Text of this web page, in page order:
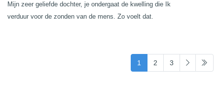
Mijn zeer geliefde dochter, je ondergaat de kwelling die Ik
verduur voor de zonden van de mens. Zo voelt dat.
1 (current)
2 3